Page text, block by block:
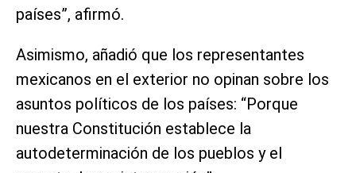
países”, afirmó.
Asimismo, añadió que los representantes
mexicanos en el exterior no opinan sobre los
asuntos políticos de los países: “Porque
nuestra Constitución establece la
autodeterminación de los pueblos y el